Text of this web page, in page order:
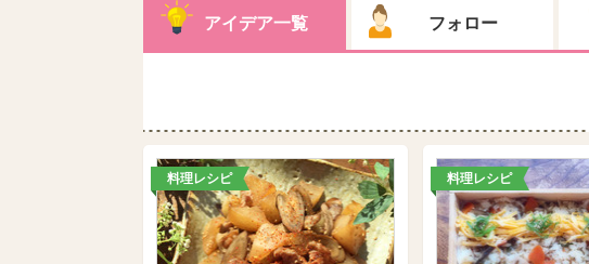
アイデア一覧 フォロー
料理レシピ 料理レシピ